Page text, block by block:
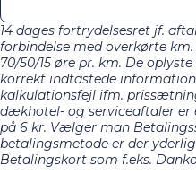
14 dages fortrydelsesret jf.
forbindelse med overkørte
70/50/15 øre pr. km. De
korrekt indtastede
kalkulationsfejl ifm.
dækhotel- og serviceaftaler er
på 6 kr. Vælger man
betalingsmetode er der
Betalingskort som f.eks.